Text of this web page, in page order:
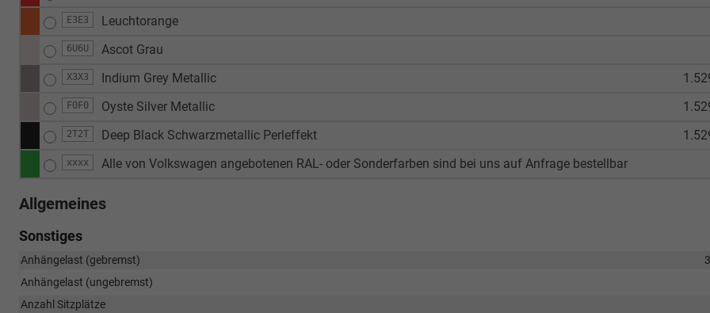
E3E3 Leuchtorange
6U6U Ascot Grau
X3X3 Indium Grey Metallic
F0F0 Oyste Silver Metallic
2T2T Deep Black Schwarzmetallic Perleffekt
xxxx Alle von Volkswagen angebotenen RAL- oder Sonderfarben sind bei uns auf Anfrage bestellbar
Allgemeines
Sonstiges
Anhängelast (gebremst)
Anhängelast (ungebremst)
Anzahl Sitzplätze